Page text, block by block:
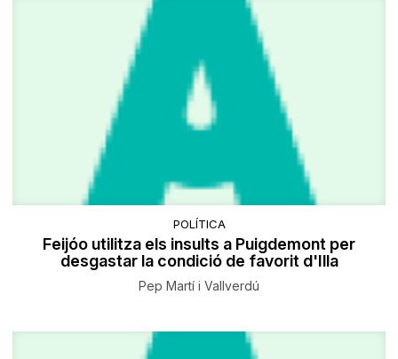
POLÍTICA
Feijóo utilitza els insults a Puigdemont per
desgastar la condició de favorit d'Illa
Pep Martí i Vallverdú